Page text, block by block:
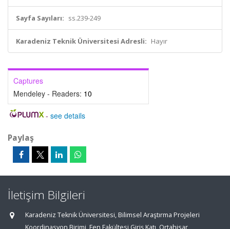
Sayfa Sayıları: ss.239-249
Karadeniz Teknik Üniversitesi Adresli: Hayır
Captures
Mendeley - Readers: 10
- see details
Paylaş
İletişim Bilgileri
Karadeniz Teknik Üniversitesi, Bilimsel Araştırma Projeleri
Koordinasyon Birimi, Fen Fakültesi Giriş Katı, Ortahisar